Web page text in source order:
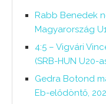
Rabb Benedek
Magyarország
4:5 – Vigvári
(SRB-HUN U20-
Gedra Botond
Eb-elődöntő,